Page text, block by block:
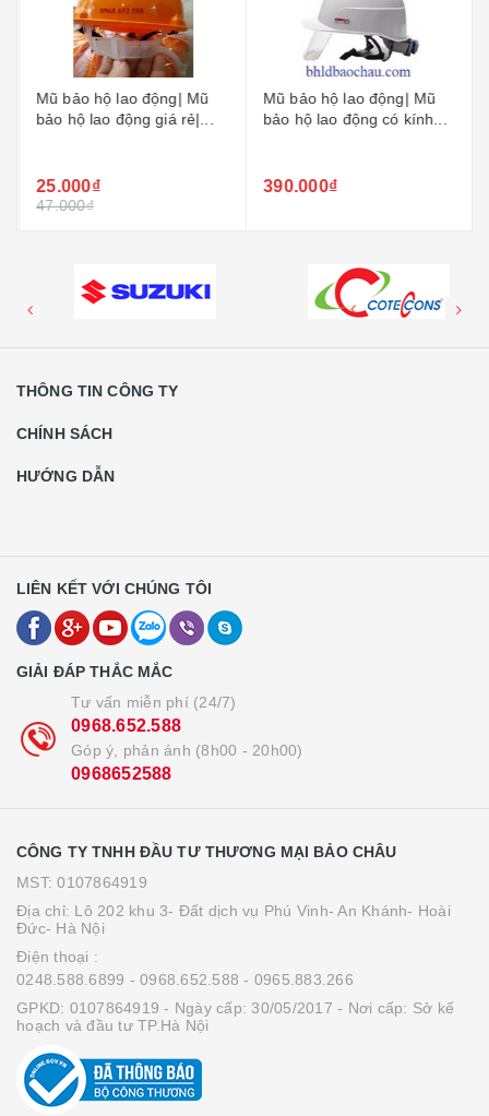
Mũ bảo hộ lao động| Mũ
bảo hộ lao động giá rẻ|...
25.000₫
47.000₫
Mũ bảo hộ lao động| Mũ
bảo hộ lao động có kính...
390.000₫
THÔNG TIN CÔNG TY
CHÍNH SÁCH
HƯỚNG DẪN
LIÊN KẾT VỚI CHÚNG TÔI
GIẢI ĐÁP THẮC MẮC
Tư vấn miễn phí (24/7)
0968.652.588
Góp ý, phản ánh (8h00 - 20h00)
0968652588
CÔNG TY TNHH ĐẦU TƯ THƯƠNG MẠI BẢO CHÂU
MST: 0107864919
Địa chỉ: Lô 202 khu 3- Đất dịch vụ Phú Vinh- An Khánh- Hoài
Đức- Hà Nội
Điện thoại :
0248.588.6899 - 0968.652.588 - 0965.883.266
GPKD: 0107864919 - Ngày cấp: 30/05/2017 - Nơi cấp: Sở kế
hoạch và đầu tư TP.Hà Nội